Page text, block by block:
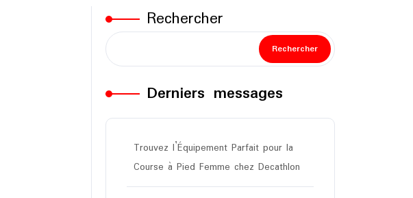
Rechercher
Rechercher
Derniers messages
Trouvez l’Équipement Parfait pour la
Course à Pied Femme chez Decathlon